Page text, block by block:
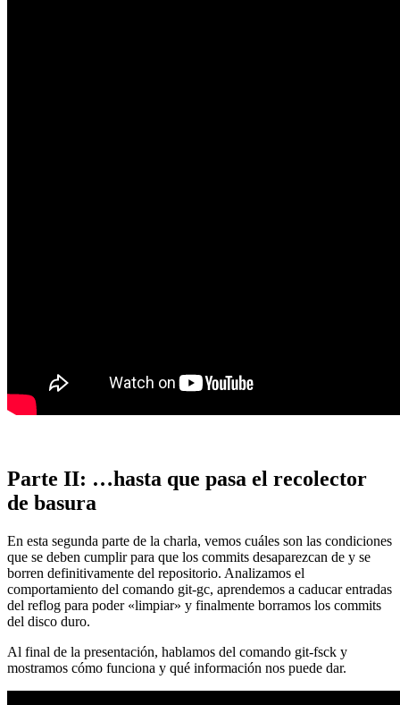
Parte II: …hasta que pasa el recolector
de basura
En esta segunda parte de la charla, vemos cuáles son las condiciones
que se deben cumplir para que los commits desaparezcan de y se
borren definitivamente del repositorio. Analizamos el
comportamiento del comando git-gc, aprendemos a caducar entradas
del reflog para poder «limpiar» y finalmente borramos los commits
del disco duro.
Al final de la presentación, hablamos del comando git-fsck y
mostramos cómo funciona y qué información nos puede dar.